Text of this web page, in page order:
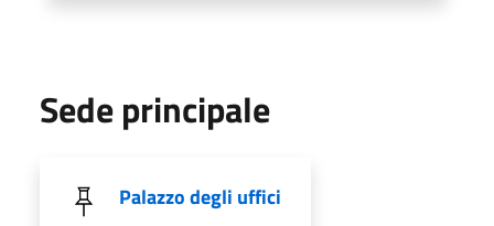
Sede principale
Palazzo degli uffici